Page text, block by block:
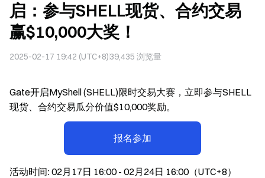
启：参与SHELL现货、合约交易
赢$10,000大奖！
2025-02-17 19:42 (UTC+8)39,435 浏览量
Gate开启MyShell (SHELL)限时交易大赛，立即参与SHELL
现货、合约交易瓜分价值$10,000奖励。
报名参加
活动时间: 02月17日 16:00 - 02月24日 16:00（UTC+8）